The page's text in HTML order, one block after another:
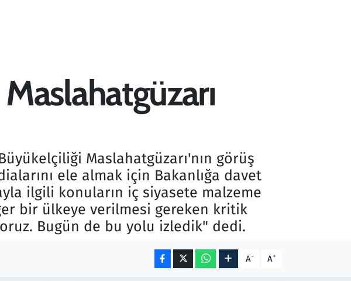
Maslahatgüzarı'nın görüş
ele almak için Bakanlığa davet
ilgili konuların iç siyasete malzeme
bir ülkeye verilmesi gereken kritik
Bugün de bu yolu izledik" dedi.
A- A+